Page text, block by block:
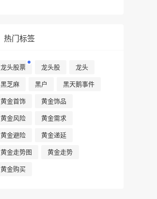
热门标签
龙头股票 龙头股 龙头
黑芝麻 黑户 黑天鹅事件
黄金首饰 黄金饰品
黄金风险 黄金需求
黄金避险 黄金递延
黄金走势图 黄金走势
黄金购买